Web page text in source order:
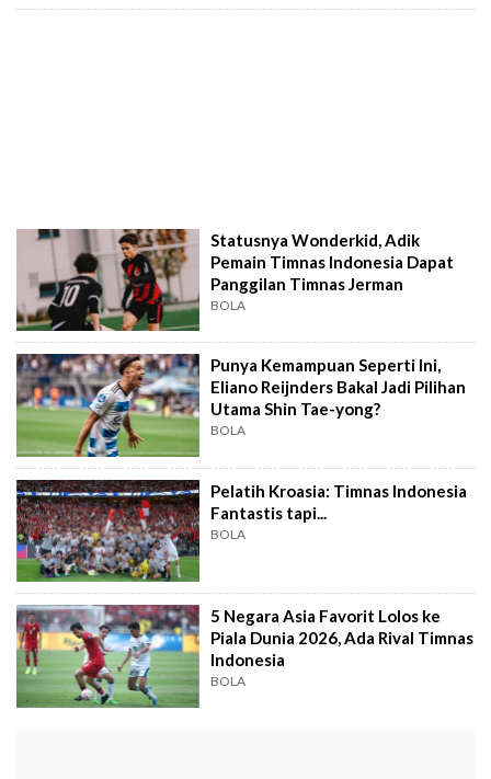
Statusnya Wonderkid, Adik
Pemain Timnas Indonesia Dapat
Panggilan Timnas Jerman
BOLA
Punya Kemampuan Seperti Ini,
Eliano Reijnders Bakal Jadi Pilihan
Utama Shin Tae-yong?
BOLA
Pelatih Kroasia: Timnas Indonesia
Fantastis tapi...
BOLA
5 Negara Asia Favorit Lolos ke
Piala Dunia 2026, Ada Rival Timnas
Indonesia
BOLA